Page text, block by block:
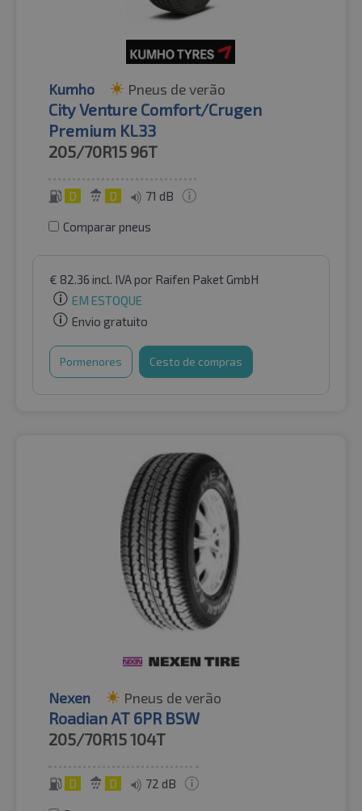
Kumho Pneus de verão
City Venture Comfort/Crugen
Premium KL33
205/70R15 96T
D D 71 dB
Comparar pneus
€ 82.36 incl. IVApor Raifen Paket GmbH
EM ESTOQUE
Envio gratuito
Pormenores Cesto de compras
Nexen Pneus de verão
Roadian AT 6PR BSW
205/70R15104T
D D 72 dB